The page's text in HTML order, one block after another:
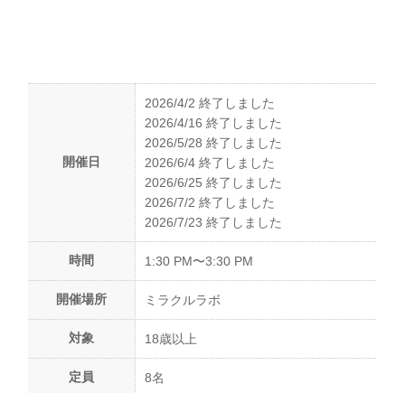
開催日
2026/4/2 終了しました
2026/4/16 終了しました
2026/5/28 終了しました
2026/6/4 終了しました
2026/6/25 終了しました
2026/7/2 終了しました
2026/7/23 終了しました
時間 1:30 PM〜3:30 PM
開催場所 ミラクルラボ
対象 18歳以上
定員 8名